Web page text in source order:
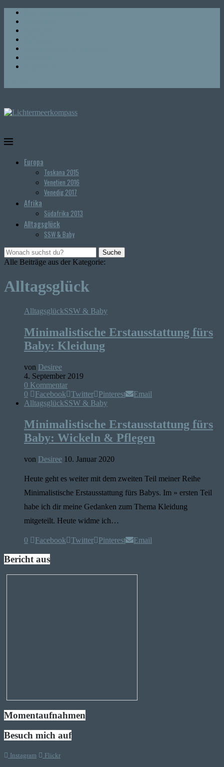
Europa
Toskana 2015
Venetien 2016
Venedig 2017
Afrika
Südafrika 2013
Alltagsglück
SSW & Baby
Suche
Alle Beiträge aus der Kategorie:
Alltagsglück
AlltagsglückSSW & Baby
Minimalistische Erstausstattung fürs
Baby: Kleidung
von Desiree
4. September 2019
0 Kommentar
0
Facebook Twitter Pinterest
Email
AlltagsglückSSW & Baby
Minimalistische Erstausstattung fürs
Baby: Wickeln & Pflegen
von Desiree 10. Januar 2020
Heute geht es weiter mit dem zweiten Teil meiner Reihe
Minimalistische Erstausstattung fürs Babys. Im » ersten Teil
habe ich dir meine Gedanken zum Thema Kleidung
mitgeteilt. Heute widme ich…
0 Facebook Twitter Pinterest Email
Bericht aus
Momentaufnahmen
Besuch mich auf
Instagram Flickr